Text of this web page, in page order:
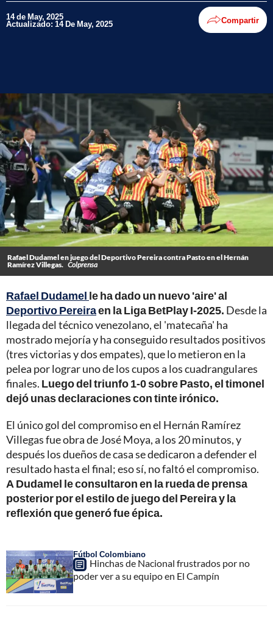
14 de May, 2025
Actualizado: 14 De May, 2025 Compartir
Rafael Dudamel en juego del Deportivo Pereira contra Pasto en el Hernán
Ramírez Villegas. Colprensa
Rafael Dudamel le ha dado un nuevo 'aire' al
Deportivo Pereiraen la Liga BetPlay I-2025. Desde la
llegada del técnico venezolano, el 'matecaña' ha
mostrado mejoría y ha conseguido resultados positivos
(tres victorias y dos empates), que lo metieron en la
pelea por lograr uno de los cupos a los cuadrangulares
finales. Luego del triunfo 1-0 sobre Pasto, el timonel
dejó unas declaraciones con tinte irónico.
El único gol del compromiso en el Hernán Ramírez
Villegas fue obra de José Moya, a los 20 minutos, y
después los dueños de casa se dedicaron a defender el
resultado hasta el final; eso sí, no faltó el compromiso.
A Dudamel le consultaron en la rueda de prensa
posterior por el estilo de juego del Pereira y la
reflexión que generó fue épica.
Fútbol Colombiano
Hinchas de Nacional frustrados por no
poder ver a su equipo en El Campín